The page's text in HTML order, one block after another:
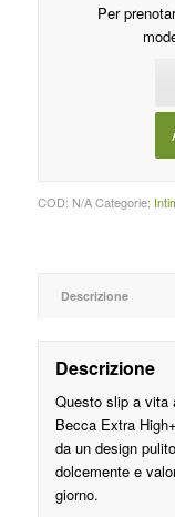
Per
COD: N/A Categorie:
Descrizione
Descrizione
Questo slip a vita
Becca Extra
da un design
dolcemente e
giorno.